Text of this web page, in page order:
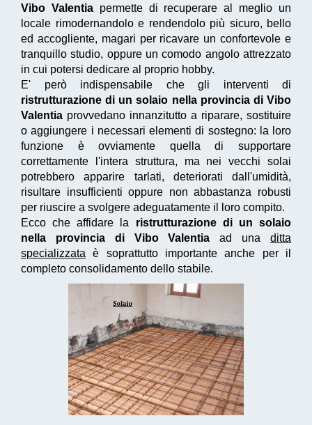
Vibo Valentiapermette di recuperare al meglio un
locale rimodernandolo e rendendolo più sicuro, bello
ed accogliente, magari per ricavare un confortevole e
tranquillo studio, oppure un comodo angolo attrezzato
in cui potersi dedicare al proprio hobby.
E' però indispensabile che gli interventi di
ristrutturazione di un solaio nella provincia di Vibo
Valentia provvedano innanzitutto a riparare, sostituire
o aggiungere i necessari elementi di sostegno: la loro
funzione è ovviamente quella di supportare
correttamente l'intera struttura, ma nei vecchi solai
potrebbero apparire tarlati, deteriorati dall'umidità,
risultare insufficienti oppure non abbastanza robusti
per riuscire a svolgere adeguatamente il loro compito.
Ecco che affidare la ristrutturazione di un solaio
nella provincia di Vibo Valentia ad unaditta
specializzata è soprattutto importante anche per il
completo consolidamento dello stabile.